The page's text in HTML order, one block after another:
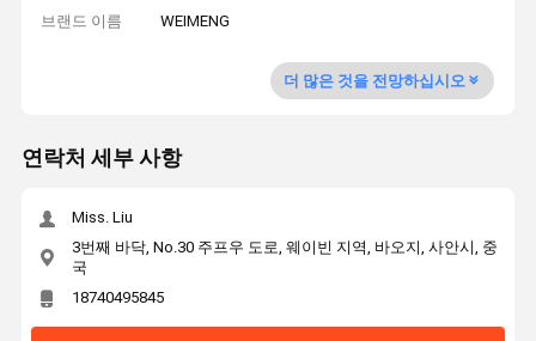
브랜드 이름 WEIMENG
더 많은 것을 전망하십시오
연락처 세부 사항
Miss. Liu
3번째 바닥, No.30 주프우 도로, 웨이빈 지역, 바오지, 사안시, 중
국
18740495845